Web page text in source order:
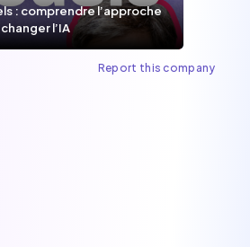
: comprendre l’approche
l’IA
Report this company